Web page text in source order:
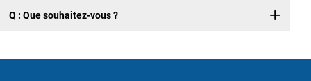
Q : Que souhaitez-vous ?